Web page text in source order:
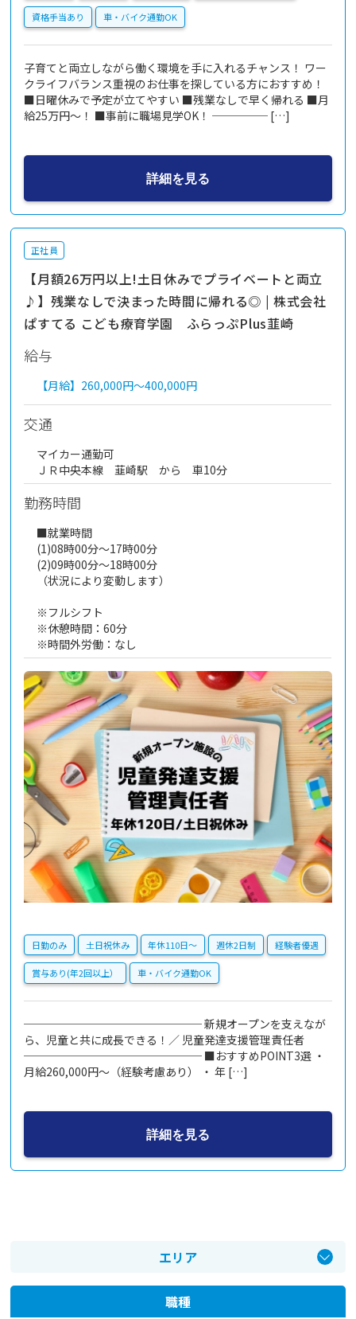
資格手当あり 車・バイク通勤OK
子育てと両立しながら働く環境を手に入れるチャンス！ ワー
クライフバランス重視のお仕事を探している方におすすめ！
■日曜休みで予定が立てやすい ■残業なしで早く帰れる ■月
給25万円～！ ■事前に職場見学OK！ ───── […]
詳細を見る
正社員
【月額26万円以上!土日休みでプライベートと両立
♪】残業なしで決まった時間に帰れる◎ | 株式会社
ぱすてる こども療育学園 ふらっぷPlus韮崎
給与
【月給】 260,000円～400,000円
交通
マイカー通勤可
ＪＲ中央本線 韮崎駅 から 車10分
勤務時間
■就業時間
(1)08時00分～17時00分
(2)09時00分～18時00分
（状況により変動します）
※フルシフト
※休憩時間：60分
※時間外労働：なし
日勤のみ 土日祝休み 年休110日〜 週休2日制 経験者優遇
賞与あり(年2回以上） 車・バイク通勤OK
──────────────── 新規オープンを支えなが
ら、児童と共に成長できる！／ 児童発達支援管理責任者
──────────────── ■おすすめPOINT3選 ・
月給260,000円～（経験考慮あり） ・ 年 […]
詳細を見る
エリア
甲府市
職種